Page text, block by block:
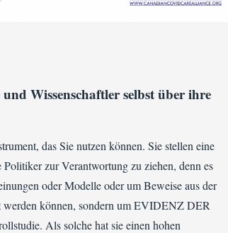
Wissenschaftler selbst über ihre
das Sie nutzen können. Sie stellen eine
Politiker zur Verantwortung zu ziehen, denn es
oder Modelle oder um Beweise aus der
werden können, sondern um EVIDENZ DER
Als solche hat sie einen hohen